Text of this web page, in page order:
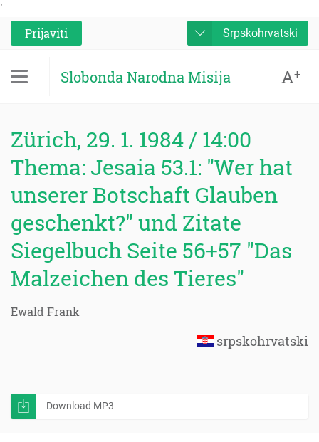
'
Prijaviti
Srpskohrvatski
Slobonda Narodna Misija A+
Zürich, 29. 1. 1984 / 14:00
Thema: Jesaia 53.1: "Wer hat
unserer Botschaft Glauben
geschenkt?" und Zitate
Siegelbuch Seite 56+57 "Das
Malzeichen des Tieres"
Ewald Frank
srpskohrvatski
Download MP3